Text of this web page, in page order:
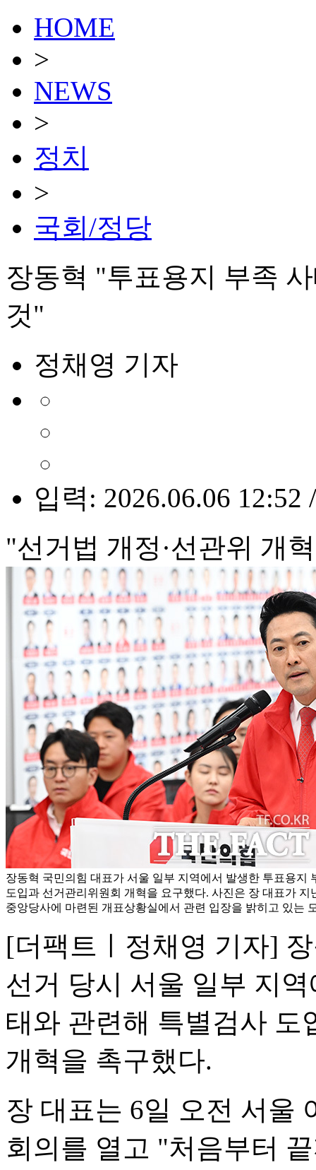
HOME
>
NEWS
>
정치
>
국회/정당
장동혁 "투표용지 부족
것"
정채영 기자
입력: 2026.06.06 12:52
"선거법 개정·선관위 개
장동혁 국민의힘 대표가 서울 일부 지역에서 발생한 투표용지
도입과 선거관리위원회 개혁을 요구했다. 사진은 장 대표가 지
중앙당사에 마련된 개표상황실에서 관련 입장을 밝히고 있는
[더팩트ㅣ정채영 기자]
선거 당시 서울 일부 지
태와 관련해 특별검사 도
개혁을 촉구했다.
장 대표는 6일 오전 서울
회의를 열고 "처음부터